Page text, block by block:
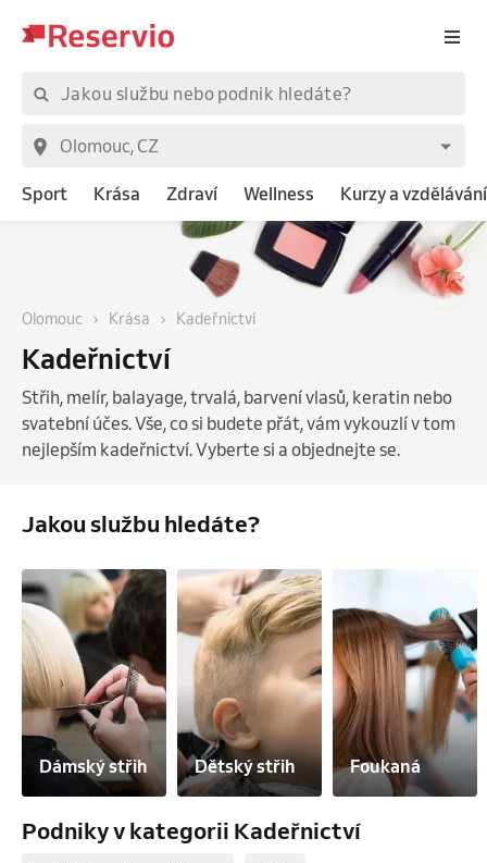
Sport Krása Zdraví Wellness Kurzy a vzdělávání
Olomouc Krása Kadeřnictví
Kadeřnictví
Střih, melír, balayage, trvalá, barvení vlasů, keratin nebo
svatební účes. Vše, co si budete přát, vám vykouzlí v tom
nejlepším kadeřnictví. Vyberte si a objednejte se.
Jakou službu hledáte?
Dámský střih Dětský střih Foukaná
Podniky v kategorii Kadeřnictví